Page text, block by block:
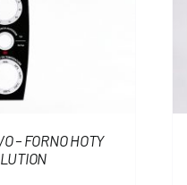
– FORNO HOTY